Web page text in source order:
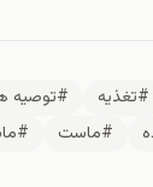
#تغذيه #توصيه
#ماست